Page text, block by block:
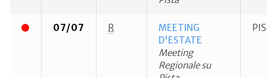
07/07 R
MEETING
D'ESTATE
Meeting
Regionale su